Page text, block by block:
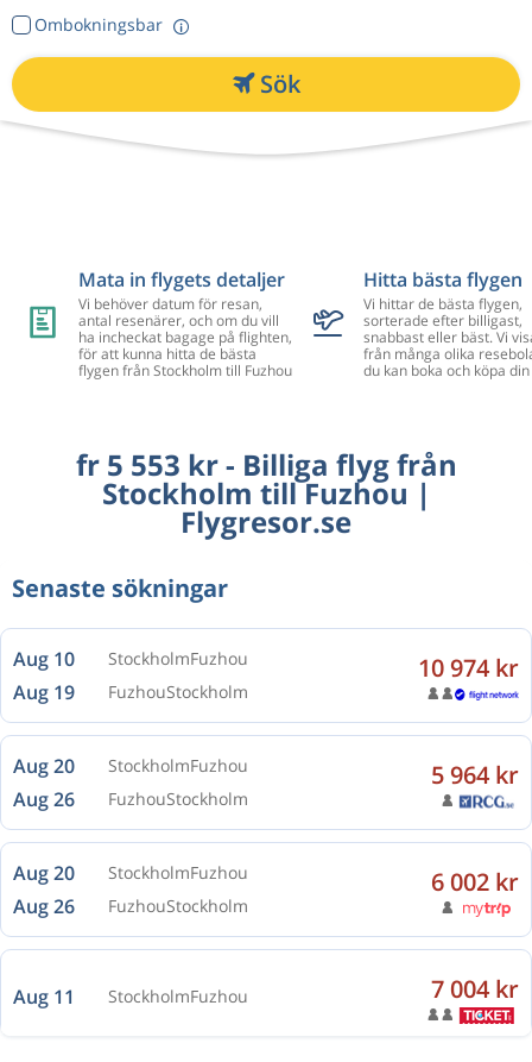
Ombokningsbar
Sök
Mata in flygets detaljer
Vi behöver datum för resan,
antal resenärer, och om du vill
ha incheckat bagage på flighten,
för att kunna hitta de bästa
flygen från Stockholm till Fuzhou
Hitta bästa flygen
Vi hittar de bästa flygen,
sorterade efter billigast,
snabbast eller bäst. Vi
från många olika
du kan boka och köpa
fr 5 553 kr - Billiga flyg från
Stockholm till Fuzhou |
Flygresor.se
Senaste sökningar
Aug 10 StockholmFuzhou
Aug 19
Aug 20
Aug 26
5 964 kr
Aug 20
Aug 26
6 002 kr
Aug 11 StockholmFuzhou 7 004 kr